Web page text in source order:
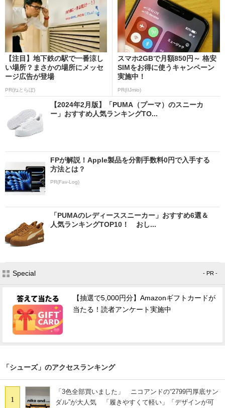
【注目】地下鉄の駅で一番涼し
い場所？まさかの場所にメッセ
ージ広告が登場
PR(ねとらぼ)
スマホ2GBで月額850円～ 格安
SIMをお得に使うキャンペーン
実施中！
PR(IIJmio)
【2024年2月版】「PUMA（プーマ）のスニーカ
ー」おすすめ人気ランキングTO...
FPが解説！Apple製品を分割手数料0円で入手する
方法とは？
PR(Fav-Log)
「PUMAのレディーススニーカー」おすすめ6選＆
人気ランキングTOP10！ おし...
Special - PR -
【抽選で5,000円分】Amazonギフトカードが
当たる！読者アンケート実施中
「シューズ」のアクセスランキング
1
「3色全部買いました」 ニコアンドの“2799円厚底サン
ダル”が大人気 「履きやすくて軽い」「デザインが可